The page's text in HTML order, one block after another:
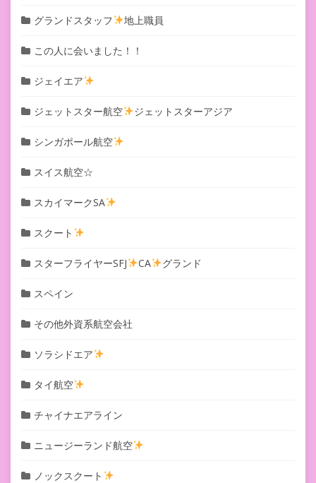
グランドスタッフ 地上職員
この人に会いました！！
ジェイエア
ジェットスター航空 ジェットスターアジア
シンガポール航空
スイス航空☆
スカイマークSA
スクート
スターフライヤーSFJ CA グランド
スペイン
その他外資系航空会社
ソラシドエア
タイ航空
チャイナエアライン
ニュージーランド航空
ノックスクート